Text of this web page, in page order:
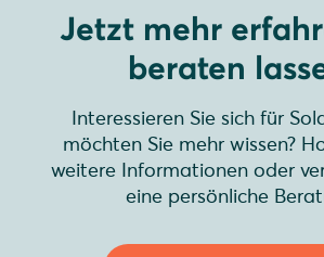
Jetzt mehr
beraten
Interessieren Sie sich für
möchten Sie mehr wissen?
weitere Informationen oder
eine persönliche